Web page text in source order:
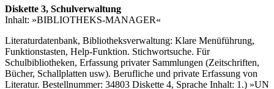
Diskette 3, Schulverwaltung
Inhalt: »BIBLIOTHEKS-MANAGER«
Literaturdatenbank, Bibliotheksverwaltung: Klare Menüführung,
Funktionstasten, Help-Funktion. Stichwortsuche. Für
Schulbibliotheken, Erfassung privater Sammlungen (Zeitschriften,
Bücher, Schallplatten usw). Berufliche und private Erfassung von
Literatur. Bestellnummer: 34803 Diskette 4, Sprache Inhalt: 1.) »UN